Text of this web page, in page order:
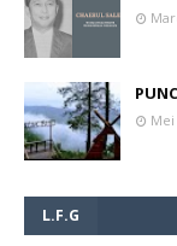
Mei
L.F.G